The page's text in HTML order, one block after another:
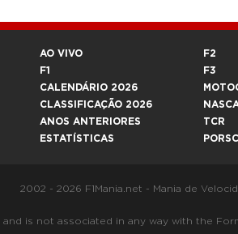
AO VIVO
F1
CALENDÁRIO 2026
CLASSIFICAÇÃO 2026
ANOS ANTERIORES
ESTATÍSTICAS
F2
F3
TCR
2002 - 2026 F1Mania.net - Mania de
is not associated in any way with the